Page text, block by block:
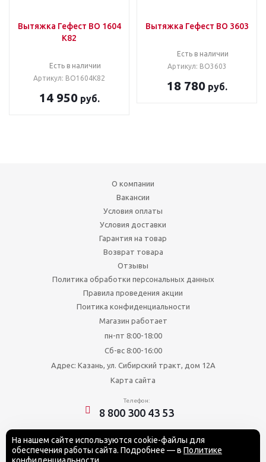
Вытяжка Гефест ВО 1604
К82
Есть в наличии
Артикул: ВО1604К82
14 950руб.
Вытяжка Гефест ВО 3603
Есть в наличии
Артикул: ВО3603
18 780руб.
О компании
Вакансии
Условия оплаты
Условия доставки
Гарантия на товар
Возврат товара
Отзывы
Политика обработки персональных данных
Правила проведения акции
Поитика конфиденциальности
Магазин работает
пн-пт 8:00-18:00
Сб-вс 8:00-16:00
Адрес: Казань, ул. Сибирский тракт, дом 12А
Карта сайта
Телефон:
8 800 300 43 53
2026 ©ТД "Тепломир"
На нашем сайте используются cookie-файлы для
обеспечения работы сайта. Подробнее — в Политике